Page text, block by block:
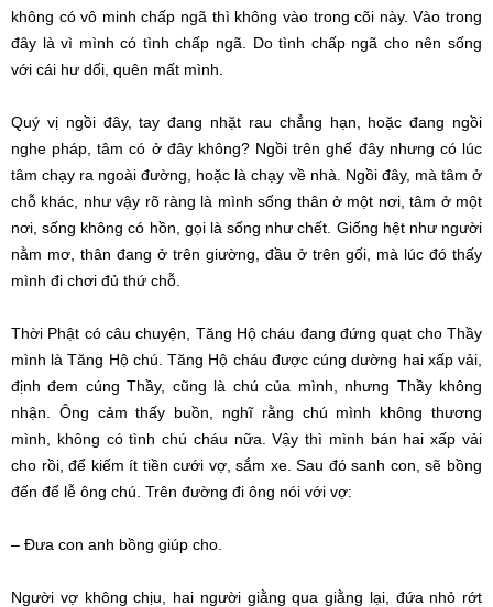
không có vô minh chấp ngã thì không vào trong cõi này. Vào trong
đây là vì mình có tình chấp ngã. Do tình chấp ngã cho nên sống
với cái hư dối, quên mất mình.
Quý vị ngồi đây, tay đang nhặt rau chẳng hạn, hoặc đang ngồi
nghe pháp, tâm có ở đây không? Ngồi trên ghế đây nhưng có lúc
tâm chạy ra ngoài đường, hoặc là chạy về nhà. Ngồi đây, mà tâm ở
chỗ khác, như vậy rõ ràng là mình sống thân ở một nơi, tâm ở một
nơi, sống không có hồn, gọi là sống như chết. Giống hệt như người
nằm mơ, thân đang ở trên giường, đầu ở trên gối, mà lúc đó thấy
mình đi chơi đủ thứ chỗ.
Thời Phật có câu chuyện, Tăng Hộ cháu đang đứng quạt cho Thầy
mình là Tăng Hộ chú. Tăng Hộ cháu được cúng dường hai xấp vải,
định đem cúng Thầy, cũng là chú của mình, nhưng Thầy không
nhận. Ông cảm thấy buồn, nghĩ rằng chú mình không thương
mình, không có tình chú cháu nữa. Vậy thì mình bán hai xấp vải
cho rồi, để kiếm ít tiền cưới vợ, sắm xe. Sau đó sanh con, sẽ bồng
đến để lễ ông chú. Trên đường đi ông nói với vợ:
– Đưa con anh bồng giúp cho.
Người vợ không chịu, hai người giằng qua giằng lại, đứa nhỏ rớt